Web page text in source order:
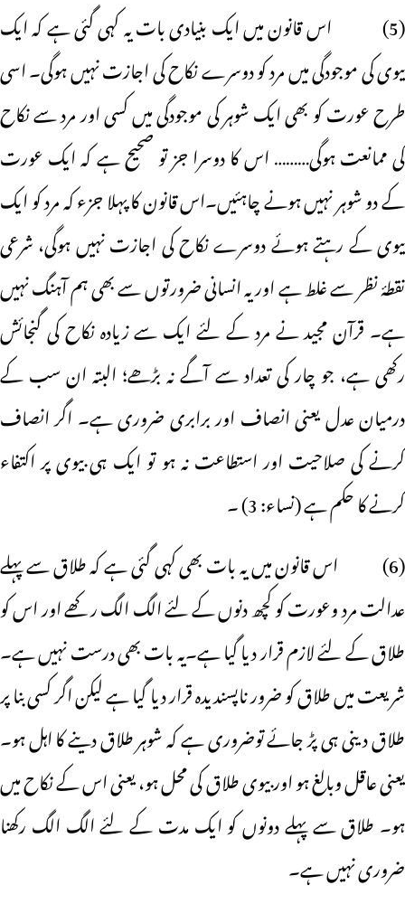
(5) اس قانون میں ایک بنیادی بات یہ کہی گئی ہے کہ ایک
بیوی کی موجودگی میں مرد کو دوسرے نکاح کی اجازت نہیں ہوگی۔ اسی
طرح عورت کو بھی ایک شوہر کی موجودگی میں کسی اور مرد سے نکاح
کی ممانعت ہوگی……… اس کا دوسرا جز تو صحیح ہے کہ ایک عورت
کے دو شوہر نہیں ہونے چاہئیں۔اس قانون کا پہلا جزء کہ مرد کو ایک
بیوی کے رہتے ہوئے دوسرے نکاح کی اجازت نہیں ہوگی، شرعی
نقطۂ نظر سے غلط ہے اور یہ انسانی ضرورتوں سے بھی ہم آہنگ نہیں
ہے۔ قرآن مجید نے مرد کے لئے ایک سے زیادہ نکاح کی گنجائش
رکھی ہے، جو چار کی تعداد سے آگے نہ بڑھے؛ البتہ ان سب کے
درمیان عدل یعنی انصاف اور برابری ضروری ہے۔ اگر انصاف
کرنے کی صلاحیت اور استطاعت نہ ہو تو ایک ہی بیوی پر اکتفاء
کرنے کا حکم ہے (نساء: 3) ۔
(6) اس قانون میں یہ بات بھی کہی گئی ہے کہ طلاق سے پہلے
عدالت مرد وعورت کو کچھ دنوں کے لئے الگ الگ رکھے اور اس کو
طلاق کے لئے لازم قرار دیا گیا ہے۔یہ بات بھی درست نہیں ہے۔
شریعت میں طلاق کو ضرور ناپسندیدہ قرار دیا گیا ہے لیکن اگر کسی بنا پر
طلاق دینی ہی پڑ جائے توضروری ہے کہ شوہر طلاق دینے کا اہل ہو۔
یعنی عاقل وبالغ ہو اور بیوی طلاق کی محل ہو، یعنی اس کے نکاح میں
ہو۔ طلاق سے پہلے دونوں کو ایک مدت کے لئے الگ الگ رکھنا
ضروری نہیں ہے۔